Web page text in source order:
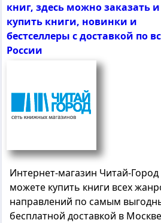
книг, здесь можно заказать и
купить книги, новинки и
бестселлеры с доставкой по
России
Интернет-магазин Читай-
можете купить книги всех
направлений по самым
бесплатной доставкой в